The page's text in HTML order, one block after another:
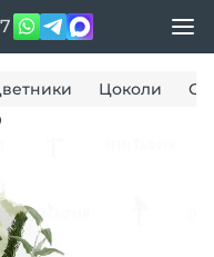
Цоколи